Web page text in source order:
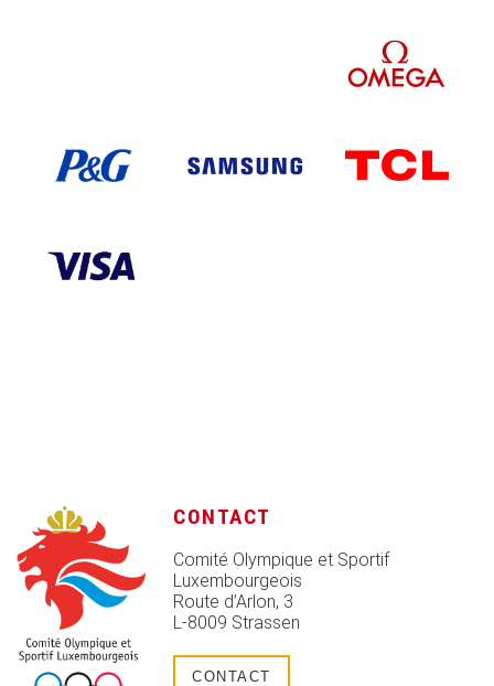
CONTACT
Comité Olympique et Sportif
Luxembourgeois
Route d’Arlon, 3
L-8009 Strassen
CONTACT